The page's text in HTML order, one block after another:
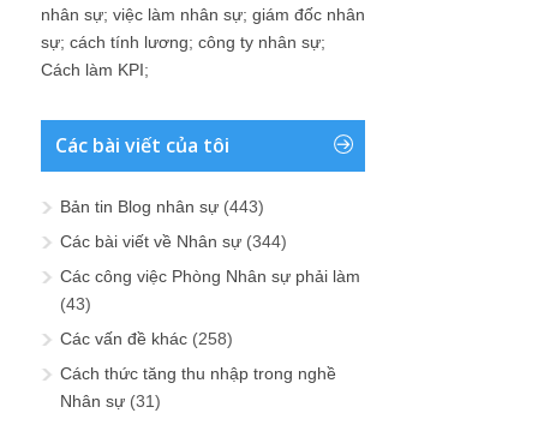
nhân sự; việc làm nhân sự; giám đốc nhân
sự; cách tính lương; công ty nhân sự;
Cách làm KPI;
Các bài viết của tôi
Bản tin Blog nhân sự (443)
Các bài viết về Nhân sự (344)
Các công việc Phòng Nhân sự phải làm
(43)
Các vấn đề khác (258)
Cách thức tăng thu nhập trong nghề
Nhân sự (31)